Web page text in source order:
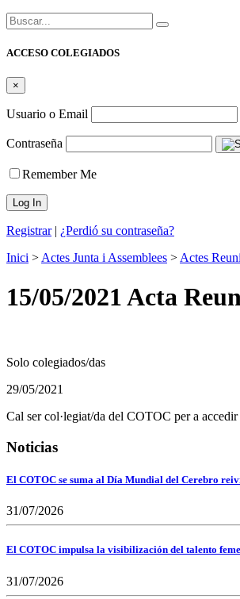
Buscar:
ACCESO COLEGIADOS
×
Usuario o Email
Contraseña
Remember Me
Registrar| ¿Perdió su contraseña?
Inici > Actes Junta i Assemblees > Actes
15/05/2021 Acta
Solo colegiados/das
29/05/2021
Cal ser col·legiat/da del COTOC per a
Noticias
El COTOC se suma al Día Mundial del Cerebro
31/07/2026
El COTOC impulsa la visibilización del talento
31/07/2026